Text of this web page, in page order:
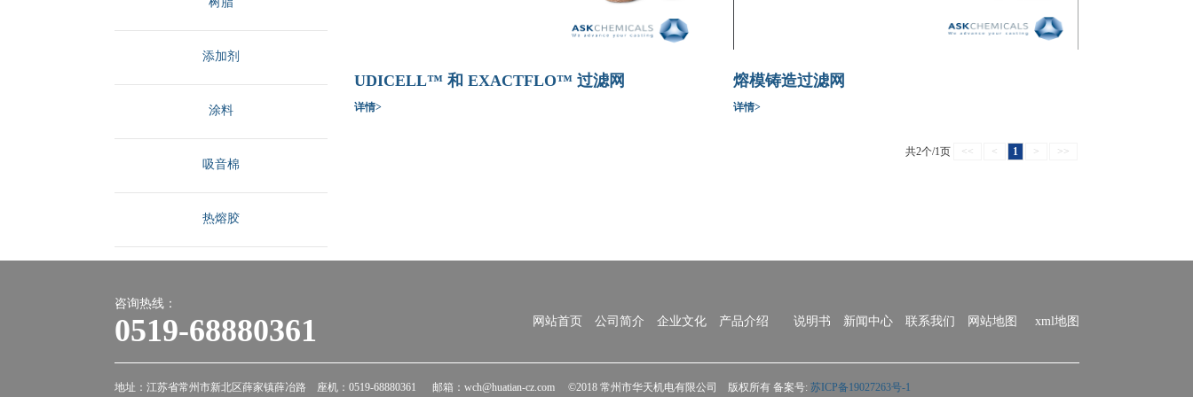
添加剂
涂料
吸音棉
热熔胶
UDICELL™ 和 EXACTFLO™ 过滤网
详情>
熔模铸造过滤网
详情>
共2个/1页 << < 1 > >>
咨询热线：
0519-68880361 网站首页 公司简介 企业文化 产品介绍 说明书 新闻中心 联系我们 网站地图 xml地图
地址：江苏省常州市新北区薛家镇薛冶路 座机：0519-68880361 邮箱：wch@huatian-cz.com ©2018 常州市华天机电有限公司 版权所有 备案号: 苏ICP备19027263号-1